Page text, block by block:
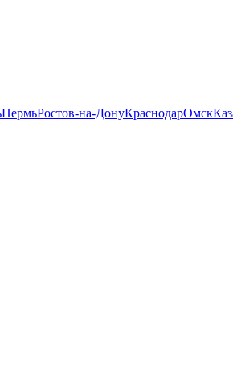
ПермьРостов-на-ДонуКраснодарОмск